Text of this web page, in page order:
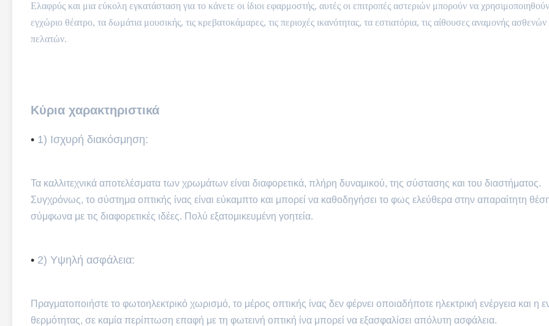
Ελαφρύς και μια εύκολη εγκατάσταση για το κάνετε οι ίδιοι εφαρμοστής, αυτές οι επιτροπές αστεριών μπορούν να
εγχώριο θέατρο, τα δωμάτια μουσικής, τις κρεβατοκάμαρες, τις περιοχές ικανότητας, τα εστιατόρια, τις αίθουσες αναμονής ασθενών
πελατών.
Κύρια χαρακτηριστικά
• 1) Ισχυρή διακόσμηση:
Τα καλλιτεχνικά αποτελέσματα των χρωμάτων είναι διαφορετικά, πλήρη δυναμικού, της σύστασης και του διαστήματος.
Συγχρόνως, το σύστημα οπτικής ίνας είναι εύκαμπτο και μπορεί να καθοδηγήσει το φως ελεύθερα στην απαραίτητη
σύμφωνα με τις διαφορετικές ιδέες. Πολύ εξατομικευμένη γοητεία.
• 2) Υψηλή ασφάλεια:
Πραγματοποιήστε το φωτοηλεκτρικό χωρισμό, το μέρος οπτικής ίνας δεν φέρνει οποιαδήποτε ηλεκτρική ενέργεια και η
θερμότητας, σε καμία περίπτωση επαφή με τη φωτεινή οπτική ίνα μπορεί να εξασφαλίσει απόλυτη ασφάλεια.